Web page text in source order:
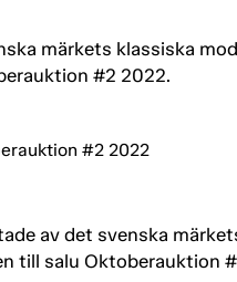
märkets klassiska
#2 2022.
av det svenska
till salu Oktoberauktion